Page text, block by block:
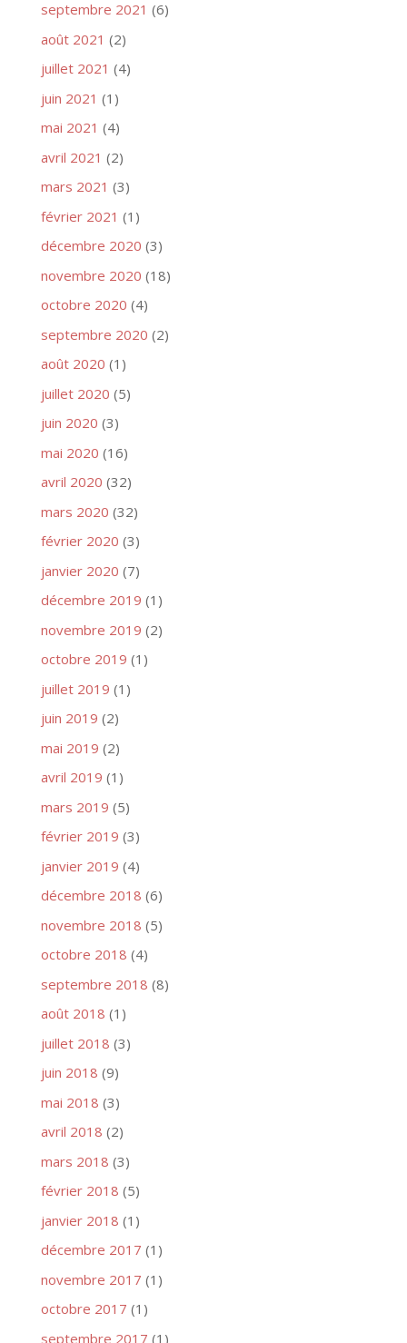
septembre 2021 (6)
août 2021 (2)
juillet 2021 (4)
juin 2021 (1)
mai 2021 (4)
avril 2021 (2)
mars 2021 (3)
février 2021 (1)
décembre 2020 (3)
novembre 2020 (18)
octobre 2020 (4)
septembre 2020 (2)
août 2020 (1)
juillet 2020 (5)
juin 2020 (3)
mai 2020 (16)
avril 2020 (32)
mars 2020 (32)
février 2020 (3)
janvier 2020 (7)
décembre 2019 (1)
novembre 2019 (2)
octobre 2019 (1)
juillet 2019 (1)
juin 2019 (2)
mai 2019 (2)
avril 2019 (1)
mars 2019 (5)
février 2019 (3)
janvier 2019 (4)
décembre 2018 (6)
novembre 2018 (5)
octobre 2018 (4)
septembre 2018 (8)
août 2018 (1)
juillet 2018 (3)
juin 2018 (9)
mai 2018 (3)
avril 2018 (2)
mars 2018 (3)
février 2018 (5)
janvier 2018 (1)
décembre 2017 (1)
novembre 2017 (1)
octobre 2017 (1)
septembre 2017 (1)